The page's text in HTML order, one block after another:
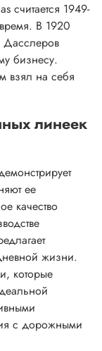
считается 1949-
В 1920
Дасслеров
бизнесу.
взял на себя
линеек
ее
качество
жизни.
которые
с дорожными